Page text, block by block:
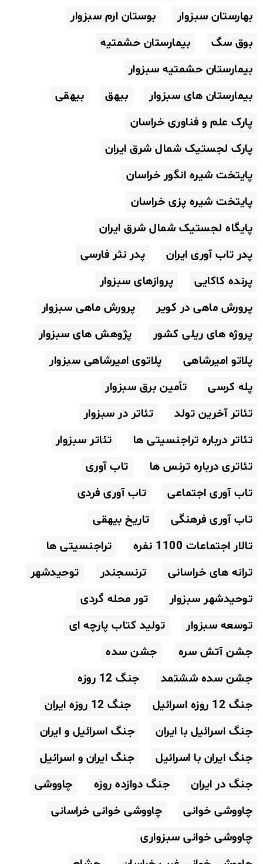
بهارستان سبزوار
بوستان ارم سبزوار
بوق سگ
بیمارستان حشمتیه
بیمارستان حشمتیه سبزوار
بیمارستان های سبزوار
بیهق
بیهقی
پارک علم و فناوری خراسان
پارک لجستیک شمال شرق ایران
پایتخت شیره انگور خراسان
پایتخت شیره پزی خراسان
پایگاه لجستیک شمال شرق ایران
پدر تاب آوری ایران
پدر نثر فارسی
پرنده کاکایی
پروازهای سبزوار
پرورش ماهی در کویر
پرورش ماهی سبزوار
پروژه های ریلی کشور
پژوهش های سبزوار
پلاتو امیرشاهی
پلاتوی امیرشاهی سبزوار
پله کرسی
تأمین برق سبزوار
تئاتر آخرین تولد
تئاتر در سبزوار
تئاتر درباره تراجنسیتی ها
تئاتر سبزوار
تئاتری درباره ترنس ها
تاب آوری
تاب آوری اجتماعی
تاب آوری فردی
تاب آوری فرهنگی
تاریخ بیهقی
تالار اجتماعات 1100 نفره
تراجنسیتی ها
ترانه های خراسانی
ترنسجندر
توحیدشهر
توحیدشهر سبزوار
تور محله گردی
توسعه سبزوار
تولید کتاب پارچه ای
جشن آتش سره
جشن سده
جشن سده ششتمد
جنگ 12 روزه
جنگ 12 روزه اسرائیل
جنگ 12 روزه ایران
جنگ اسرائیل با ایران
جنگ اسرائیل و ایران
جنگ ایران با اسرائیل
جنگ ایران و اسرائیل
جنگ در ایران
جنگ دوازده روزه
چاووشی
چاووشی خوانی
چاووشی خوانی خراسانی
چاووشی خوانی سبزواری